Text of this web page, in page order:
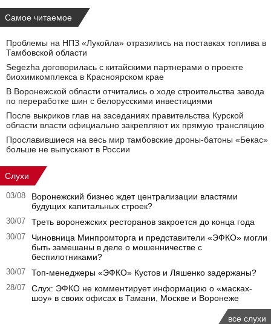
Самое читаемое
Проблемы на НПЗ «Лукойла» отразились на поставках топлива в
Тамбовской области
Segezha договорилась с китайскими партнерами о проекте
биохимкомплекса в Красноярском крае
В Воронежской области отчитались о ходе строительства завода
по переработке шин с белорусскими инвестициями
После выкриков глав на заседаниях правительства Курской
области власти официально закрепляют их прямую трансляцию
Прославившиеся на весь мир тамбовские дроны-батоны «Бекас»
больше не выпускают в России
Слухи
03/08
Воронежский бизнес ждет централизации властями
будущих капитальных строек?
30/07 Треть воронежских ресторанов закроется до конца года
30/07
Чиновница Минпромторга и представители «ЭФКО» могли
быть замешаны в деле о мошенничестве с
беспилотниками?
30/07 Топ-менеджеры «ЭФКО» Кустов и Ляшенко задержаны?
28/07
Слух: ЭФКО не комментирует информацию о «масках-
шоу» в своих офисах в Тамани, Москве и Воронеже
все слухи